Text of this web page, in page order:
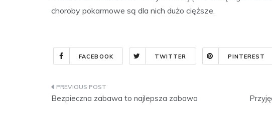
choroby pokarmowe są dla nich dużo cięższe.
FACEBOOK TWITTER PINTEREST
Nawigacja
Bezpieczna zabawa to najlepsza zabawa